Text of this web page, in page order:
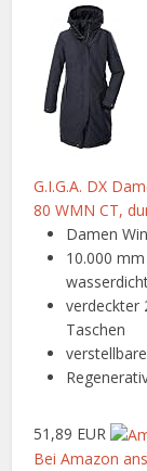
G.I.G.A. DX
80 WMN CT,
Damen
10.000
verdeckter
Taschen
51,89 EUR
Bei Amazon